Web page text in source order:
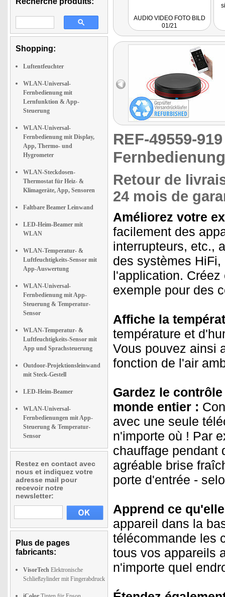
Shopping:
Luftentfeuchter
WLAN-Universal-
Fernbedienung mit
Lernfunktion & App-
Steuerung
WLAN-Universal-
Fernbedienung mit Display,
App, Thermo- und
Hygrometer
WLAN-Steckdosen-
Thermostat für Heiz- &
Klimageräte, App, Sensoren
Faltbare Beamer Leinwand
LED-Heim-Beamer mit
WLAN
WLAN-Temperatur- &
Luftfeuchtigkeits-Sensor mit
App-Auswertung
WLAN-Universal-
Fernbedienung mit App-
Steuerung & Temperatur-
Sensor
WLAN-Temperatur- &
Luftfeuchtigkeits-Sensor mit
App und Sprachsteuerung
Outdoor-Projektionsleinwand
mit Steck-Gestell
LED-Heim-Beamer
WLAN-Universal-
Fernbedienungen mit App-
Steuerung & Temperatur-
Sensor
Restez en contact avec
nous et indiquez votre
adresse mail pour
recevoir notre
newsletter:
Plus de pages
fabricants:
VisorTech Elektronische
Schließzylinder mit Fingerabdruck
AUDIO VIDEO FOTO BILD
01/21
REF-49559-
Retour de
24 mois de
Améliorez votre
facilement des
interrupteurs, etc.,
des systèmes
l'application.
exemple pour des
Affiche la
température et
Vous pouvez ainsi
fonction de l'air
Gardez le
monde entier :
avec une seule
n'importe où ! Par
chauffage pendant
agréable brise
porte d'entrée -
Apprend ce
appareil dans la
télécommande les
tous vos appareils
n'importe quel